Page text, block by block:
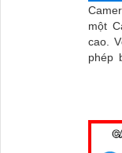
một
cao. Với độ phân giải 8.0 MP, nó cho
phép